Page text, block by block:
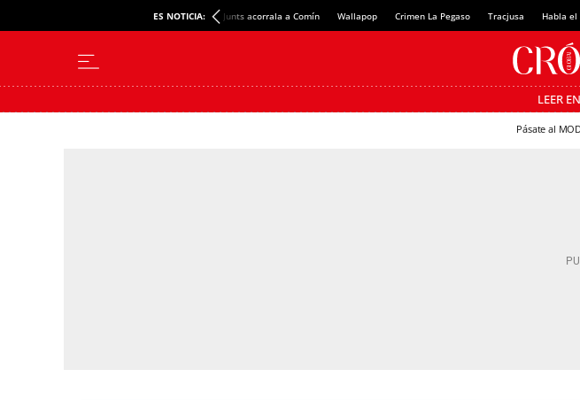
ES NOTICIA: Junts acorrala a Comín Wallapop Crimen La Pegaso Tracjusa Habla
LEER
Pásate al